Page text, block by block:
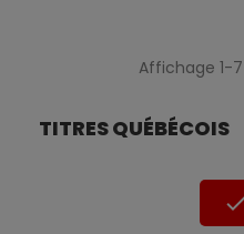
Affichage 1-
TITRES QUÉBÉCOIS